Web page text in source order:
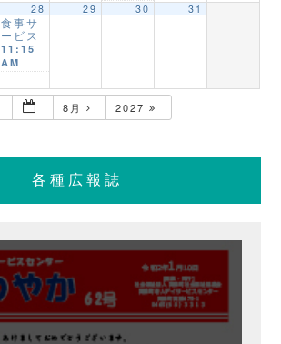
28
食事サ
ービス
11:15
AM
29 30 31
8月 2027
各種広報誌